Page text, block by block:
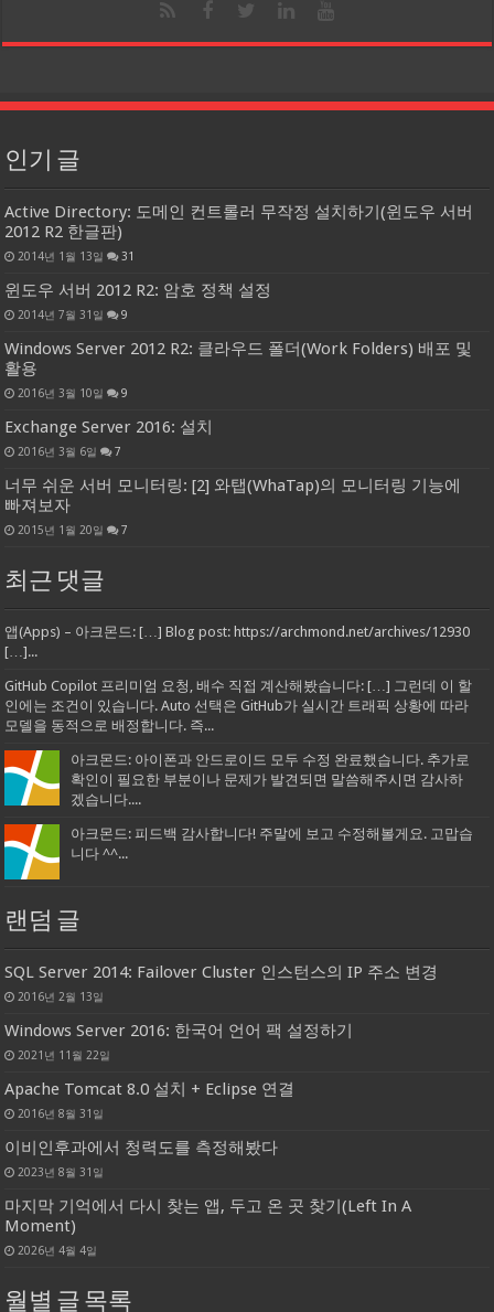
인기 글
Active Directory: 도메인 컨트롤러 무작정 설치하기(윈도우 서버
2012 R2 한글판)
2014년 1월 13일 31
윈도우 서버 2012 R2: 암호 정책 설정
2014년 7월 31일 9
Windows Server 2012 R2: 클라우드 폴더(Work Folders) 배포 및
활용
2016년 3월 10일 9
Exchange Server 2016: 설치
2016년 3월 6일 7
너무 쉬운 서버 모니터링: [2] 와탭(WhaTap)의 모니터링 기능에
빠져보자
2015년 1월 20일 7
최근 댓글
앱(Apps) – 아크몬드: […] Blog post: https://archmond.net/archives/12930
[…]...
GitHub Copilot 프리미엄 요청, 배수 직접 계산해봤습니다: […] 그런데 이 할
인에는 조건이 있습니다. Auto 선택은 GitHub가 실시간 트래픽 상황에 따라
모델을 동적으로 배정합니다. 즉...
아크몬드: 아이폰과 안드로이드 모두 수정 완료했습니다. 추가로
확인이 필요한 부분이나 문제가 발견되면 말씀해주시면 감사하
겠습니다....
아크몬드: 피드백 감사합니다! 주말에 보고 수정해볼게요. 고맙습
니다 ^^...
랜덤 글
SQL Server 2014: Failover Cluster 인스턴스의 IP 주소 변경
2016년 2월 13일
Windows Server 2016: 한국어 언어 팩 설정하기
2021년 11월 22일
Apache Tomcat 8.0 설치 + Eclipse 연결
2016년 8월 31일
이비인후과에서 청력도를 측정해봤다
2023년 8월 31일
마지막 기억에서 다시 찾는 앱, 두고 온 곳 찾기(Left In A
Moment)
2026년 4월 4일
월별 글 목록